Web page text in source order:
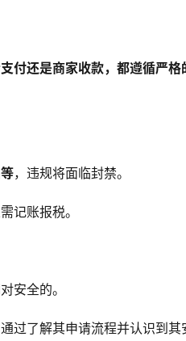
付还是商家收款，都遵循严格
，违规将面临封禁。
记账报税。
安全的。
过了解其申请流程并认识到其